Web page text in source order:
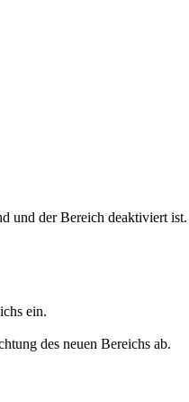
und der Bereich deaktiviert
ein.
des neuen Bereichs ab.